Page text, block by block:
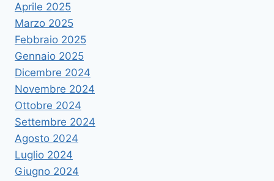
Aprile 2025
Marzo 2025
Febbraio 2025
Gennaio 2025
Dicembre 2024
Novembre 2024
Ottobre 2024
Settembre 2024
Agosto 2024
Luglio 2024
Giugno 2024